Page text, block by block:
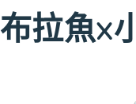
布拉魚x